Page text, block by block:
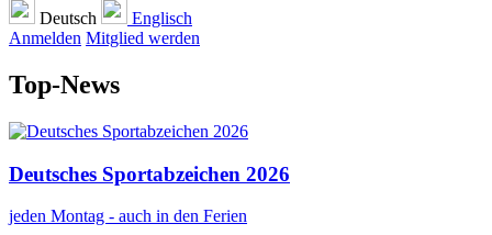
Deutsch
Englisch
Anmelden Mitglied werden
Top-News
Deutsches Sportabzeichen 2026
jeden Montag - auch in den Ferien